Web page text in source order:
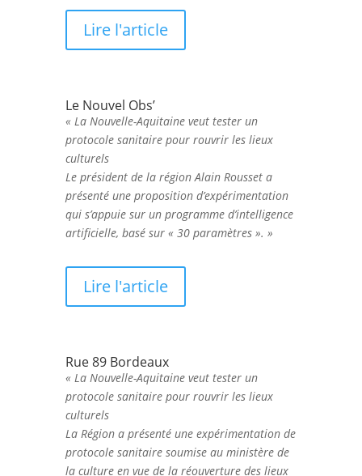
Lire l'article
Le Nouvel Obs’
« La Nouvelle-Aquitaine veut tester un
protocole sanitaire pour rouvrir les lieux
culturels
Le président de la région Alain Rousset a
présenté une proposition d’expérimentation
qui s’appuie sur un programme d’intelligence
artificielle, basé sur « 30 paramètres ». »
Lire l'article
Rue 89 Bordeaux
« La Nouvelle-Aquitaine veut tester un
protocole sanitaire pour rouvrir les lieux
culturels
La Région a présenté une expérimentation de
protocole sanitaire soumise au ministère de
la culture en vue de la réouverture des lieux